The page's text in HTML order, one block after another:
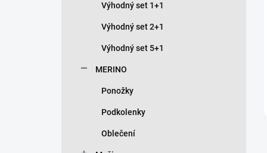
Výhodný set 1+1
Výhodný set 2+1
Výhodný set 5+1
MERINO
Ponožky
Podkolenky
Oblečení